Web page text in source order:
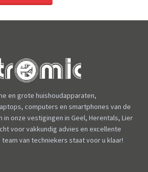
en grote huishoudapparaten,
computers en smartphones van de
in onze vestigingen in Geel, Herentals, Lier
voor vakkundig advies en excellente
van techniekers staat voor u klaar!